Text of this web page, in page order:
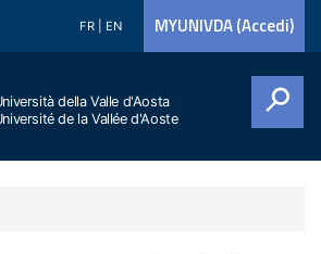
FR EN MYUNIVDA (Accedi)
della Valle d'Aosta
de la Vallée d'Aoste